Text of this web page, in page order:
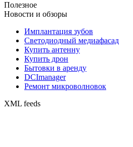
Полезное
Новости и обзоры
Имплантация зубов
Светодиодный медиафасад
Купить антенну
Купить дрон
Бытовки в аренду
DCImanager
Ремонт микроволновок
XML feeds